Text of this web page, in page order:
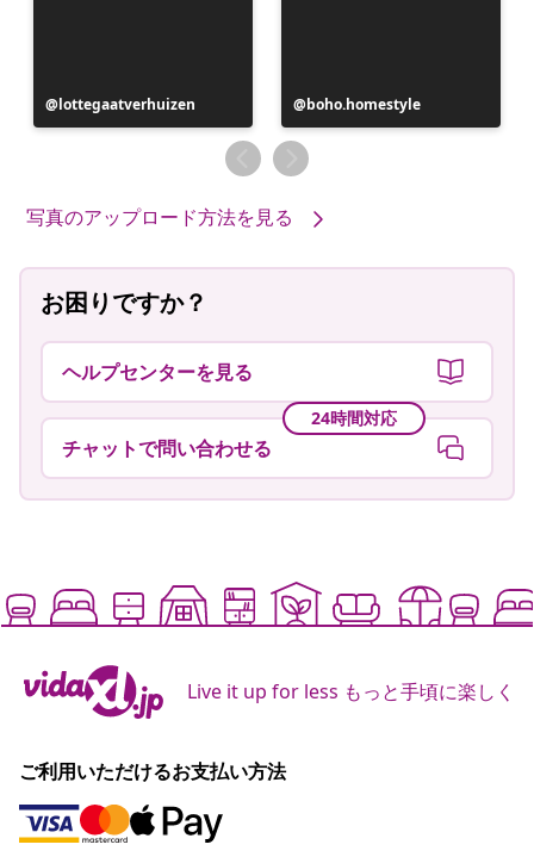
投
稿
lottegaatverhuizen
投
稿
者
boho.homestyle
写真のアップロード方法を見る
お困りですか？
ヘルプセンターを見る
24時間対応
チャットで問い合わせる
Live it up for less もっと手頃に楽しく
ご利用いただけるお支払い方法